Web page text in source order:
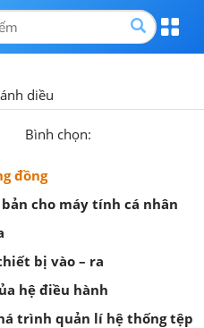
diều
Bình chọn:
đồng
cho máy tính cá nhân
bị vào – ra
hệ điều hành
trình quản lí hệ thống tệp